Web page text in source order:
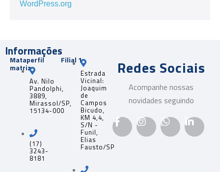
WordPress.org
Informações
Mataperfil
matriz
Av. Nilo
Pandolphi,
3889,
Mirassol/SP,
15134-000
(17)
3243-
8181
Filial 1
Estrada
Vicinal:
Joaquim
de
Campos
Bicudo,
KM 4,4,
S/N -
Funil,
Elias
Fausto/SP
Redes Sociais
Acompanhe nossas
novidades seguindo